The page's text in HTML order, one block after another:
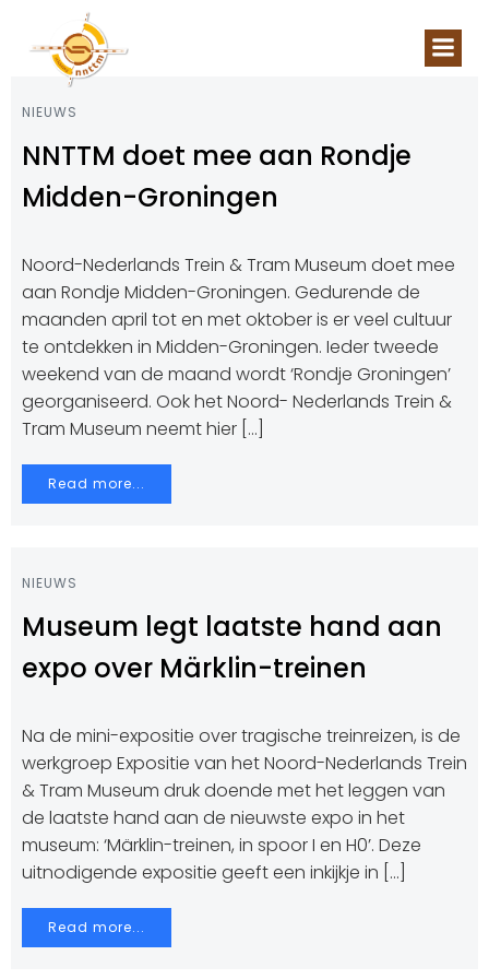
NIEUWS
NNTTM doet mee aan Rondje
Midden-Groningen
Noord-Nederlands Trein & Tram Museum doet mee
aan Rondje Midden-Groningen. Gedurende de
maanden april tot en met oktober is er veel cultuur
te ontdekken in Midden-Groningen. Ieder tweede
weekend van de maand wordt ‘Rondje Groningen’
georganiseerd. Ook het Noord- Nederlands Trein &
Tram Museum neemt hier […]
Read more...
NIEUWS
Museum legt laatste hand aan
expo over Märklin-treinen
Na de mini-expositie over tragische treinreizen, is de
werkgroep Expositie van het Noord-Nederlands Trein
& Tram Museum druk doende met het leggen van
de laatste hand aan de nieuwste expo in het
museum: ‘Märklin-treinen, in spoor I en H0’. Deze
uitnodigende expositie geeft een inkijkje in […]
Read more...